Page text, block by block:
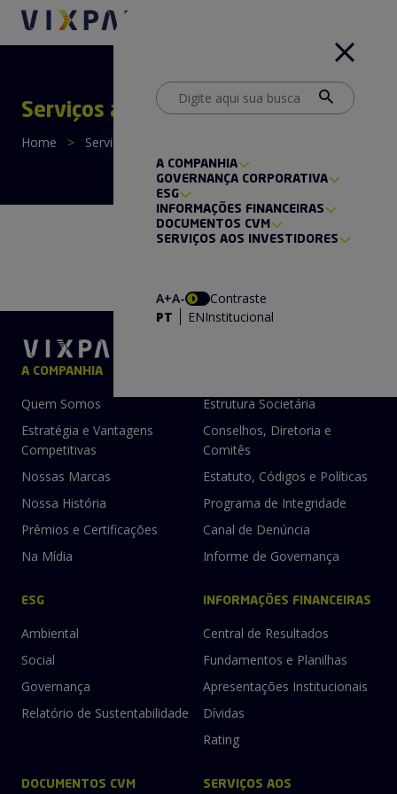
A COMPANHIA
GOVERNANÇA CORPORATIVA
ESG
INFORMAÇÕES FINANCEIRAS
DOCUMENTOS CVM
SERVIÇOS AOS INVESTIDORES
A+A-
Contraste
PT
ENInstitucional
Serviços aos Investidores
Home > Serviços aos Investidores
A COMPANHIA
Quem Somos
Estratégia e Vantagens
Competitivas
Nossas Marcas
Nossa História
Prêmios e Certificações
Na Mídia
Estrutura Societária
Conselhos, Diretoria e
Comitês
Estatuto, Códigos e Políticas
Programa de Integridade
Canal de Denúncia
Informe de Governança
ESG
Ambiental
Social
Governança
Relatório de Sustentabilidade
INFORMAÇÕES FINANCEIRAS
Central de Resultados
Fundamentos e Planilhas
Apresentações Institucionais
Dívidas
Rating
DOCUMENTOS CVM
SERVIÇOS AOS